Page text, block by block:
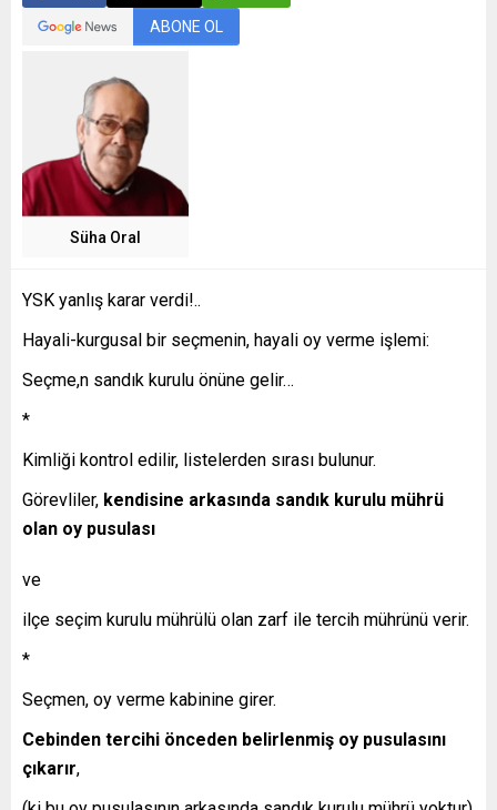
ABONE OL
Süha Oral
YSK yanlış karar verdi!..
Hayali-kurgusal bir seçmenin, hayali oy verme işlemi:
Seçme,n sandık kurulu önüne gelir…
*
Kimliği kontrol edilir, listelerden sırası bulunur.
Görevliler, kendisine arkasında sandık kurulu mührü
olan oy pusulası
ve
ilçe seçim kurulu mührülü olan zarf ile tercih mührünü verir.
*
Seçmen, oy verme kabinine girer.
Cebinden tercihi önceden belirlenmiş oy pusulasını
çıkarır,